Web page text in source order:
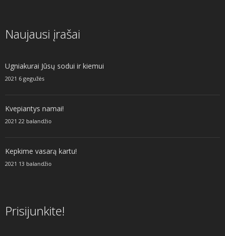
Naujausi įrašai
Ugniakurai Jūsų sodui ir kiemui
2021 6 gegužės
Kvepiantys namai!
2021 22 balandžio
Kepkime vasarą kartu!
2021 13 balandžio
Prisijunkite!